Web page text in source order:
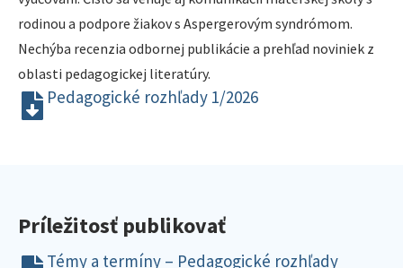
rodinou a podpore žiakov s Aspergerovým syndrómom.
Nechýba recenzia odbornej publikácie a prehľad noviniek z
oblasti pedagogickej literatúry.
Pedagogické rozhľady 1/2026
Príležitosť publikovať
Témy a termíny – Pedagogické rozhľady